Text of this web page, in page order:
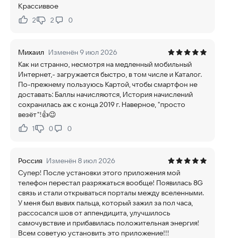
Крассиввое
Нравится:
2Не нравится:
2 0
Михаил Изменён 9 июл 2026
Как ни странно, несмотря на медленный мобильный
Интернет,- загружается быстро, в том числе и Каталог.
По-прежнему пользуюсь Картой, чтобы смартфон не
доставать: Баллы начисляются, История начислений
сохранилась аж с конца 2019 г. Наверное, "просто
везёт"!👍😉
Нравится:
1Не нравится:
0 0
Россия Изменён 8 июл 2026
Супер! После установки этого приложения мой
телефон перестал разряжаться вообще! Появилась 8G
связь и стали открываться порталы между вселенными.
У меня был вывих пальца, который зажил за пол часа,
рассосался шов от аппендицита, улучшилось
самочувствие и прибавилась положительная энергия!
Всем советую установить это приложение!!!